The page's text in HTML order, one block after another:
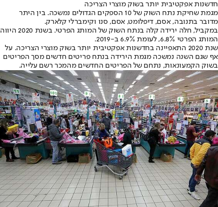
חדשנות אפקטיבית יותר בשוק מוצרי הצריכה
מגמת שחיקת נתח השוק של 10 הספקים הגדולים נמשכה. בין היתר
מדובר בתנובה, אסם, דיפלומט, אסם, סנו וקימברלי קלארק.
במקביל, חלה ירידה קלה בנתח השוק של המותג הפרטי. בשנת 2020 היווה
המותג הפרטי 6.8%, לעומת 6.9% ב-2019.
שנת 2020 התאפיינה בחדשנות אפקטיבית יותר בשוק מוצרי הצריכה. על
אף שגם השנה נמשכה מגמת הירידה בנתח פריטים חדשים מסך הפריטים
בשוק הקמעונאות, נתחם של הפריטים החדשים מהמכר רשם עלייה.